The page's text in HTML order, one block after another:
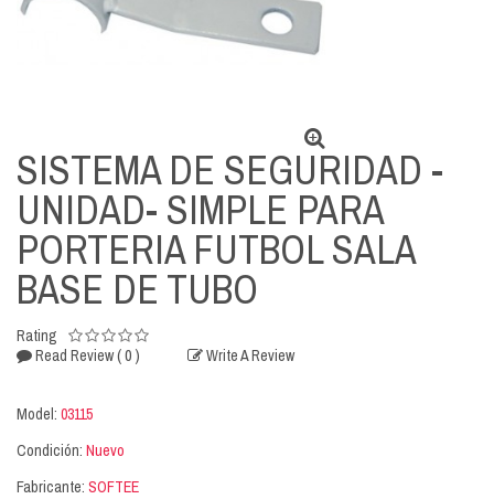
SISTEMA DE SEGURIDAD -
UNIDAD- SIMPLE PARA
PORTERIA FUTBOL SALA
BASE DE TUBO
Rating
Read Review( 0 ) Write A Review
Model: 03115
Condición: Nuevo
Fabricante: SOFTEE